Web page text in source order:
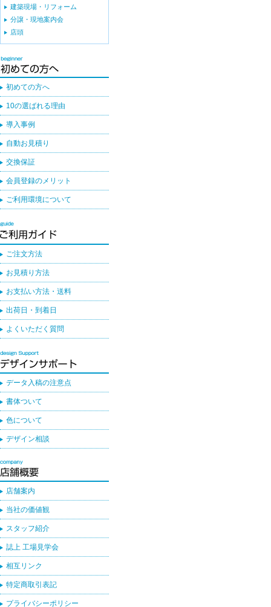
建築現場・リフォーム
分譲・現地案内会
店頭
初めての方へ
10の選ばれる理由
導入事例
自動お見積り
交換保証
会員登録のメリット
ご利用環境について
ご注文方法
お見積り方法
お支払い方法・送料
出荷日・到着日
よくいただく質問
データ入稿の注意点
書体ついて
色について
デザイン相談
店舗案内
当社の価値観
スタッフ紹介
誌上 工場見学会
相互リンク
特定商取引表記
プライバシーポリシー